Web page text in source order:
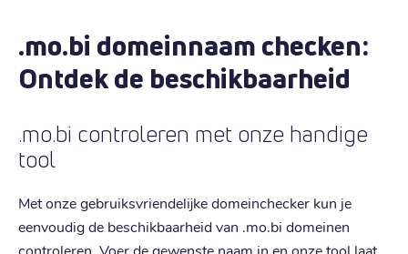
.mo.bi domeinnaam checken:
Ontdek de beschikbaarheid
.mo.bi controleren met onze handige
tool
Met onze gebruiksvriendelijke domeinchecker kun je
eenvoudig de beschikbaarheid van .mo.bi domeinen
controleren. Voer de gewenste naam in en onze tool laat